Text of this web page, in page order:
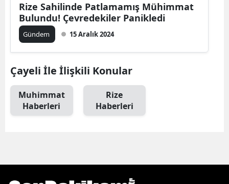
Rize Sahilinde Patlamamış Mühimmat
Bulundu! Çevredekiler Panikledi
Gündem 15 Aralık 2024
Çayeli İle İlişkili Konular
Muhimmat
Haberleri
Rize
Haberleri